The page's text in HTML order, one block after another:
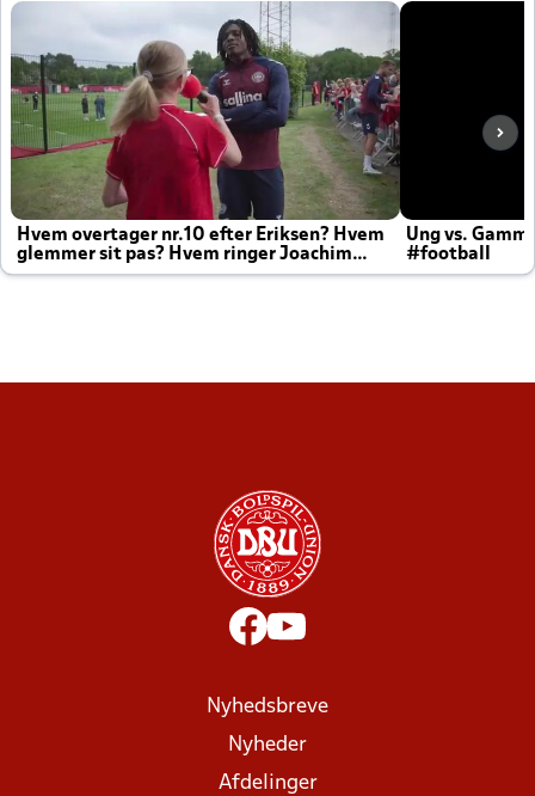
Hvem overtager nr.10 efter Eriksen? Hvem
glemmer sit pas? Hvem ringer Joachim
altid til efter kampe?
Ung vs.
#football
Nyhedsbreve
Nyheder
Afdelinger